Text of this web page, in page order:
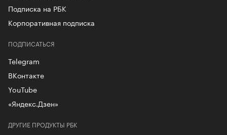
Подписка на РБК
Корпоративная подписка
ДРУГИЕ ПРОДУКТЫ РБК
ПОДПИСАТЬСЯ
Telegram
ВКонтакте
YouTube
«Яндекс.Дзен»